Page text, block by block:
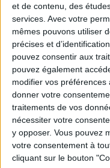
et de contenu, des
services. Avec votre
mêmes pouvons utiliser
précises et
pouvez consentir aux
pouvez également
modifier vos
donner votre
traitements de vos
nécessiter votre
y opposer. Vous pouvez
votre consentement à
cliquant sur le bouton
Peut-on